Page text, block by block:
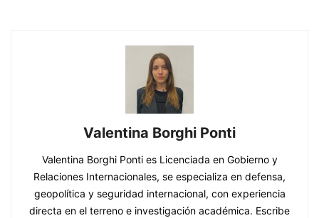
Valentina Borghi Ponti
Valentina Borghi Ponti es Licenciada en Gobierno y
Relaciones Internacionales, se especializa en defensa,
geopolítica y seguridad internacional, con experiencia
directa en el terreno e investigación académica. Escribe